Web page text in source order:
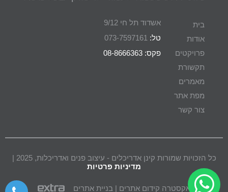
בית
אודות
פרויקטים
תקשורת
מאמרים
מפת אתר
צור קשר
אשדוד תל חי 9/12
טל: 073-7597161
פקס: 08-8666363
כל הזכויות שמורות קינן אדריכלים - עיצוב פנים ואדריכלות, 2025 |
מדיניות פרטיות
אקסטרה קידום אתרים | בניית אתרים